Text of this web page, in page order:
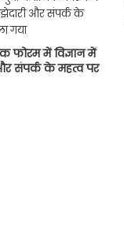
फोरम में विज्ञान में
संपर्क के महत्व पर